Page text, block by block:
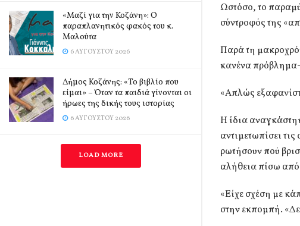
«Μαζί για την Κοζάνη»: Ο
παραπλανητικός φακός του κ.
Μαλούτα
6 ΑΥΓΟΎΣΤΟΥ 2026
Δήμος Κοζάνης: «Το βιβλίο που
είμαι» – Όταν τα παιδιά γίνονται οι
ήρωες της δικής τους ιστορίας
6 ΑΥΓΟΎΣΤΟΥ 2026
LOAD MORE
Ωστόσο, το
σύντροφός της
Παρά τη
κανένα
«Απλώς
Η ίδια
αντιμετωπίσει
ρωτήσουν πού
αλήθεια πίσω
«Είχε σχέση με
στην εκπομπή.